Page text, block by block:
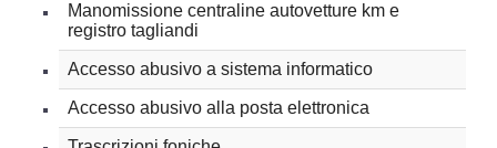
Manomissione centraline autovetture km e
registro tagliandi
Accesso abusivo a sistema informatico
Accesso abusivo alla posta elettronica